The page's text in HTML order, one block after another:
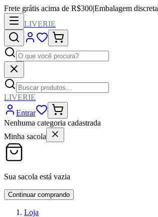
Frete grátis acima de R$300|Embalagem discreta
LIVERIE
LIVERIE
Entrar
Nenhuma categoria cadastrada
Minha sacola
Sua sacola está vazia
Continuar comprando
Loja